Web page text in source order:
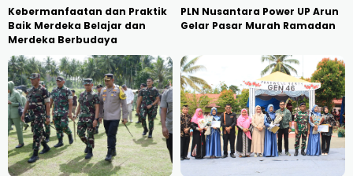
Kebermanfaatan dan Praktik
Baik Merdeka Belajar dan
Merdeka Berbudaya
PLN Nusantara Power UP Arun
Gelar Pasar Murah Ramadan